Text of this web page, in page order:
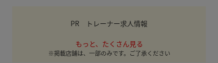
PR トレーナー求人情報
もっと、たくさん見る
※掲載店舗は、一部のみです。ご了承ください